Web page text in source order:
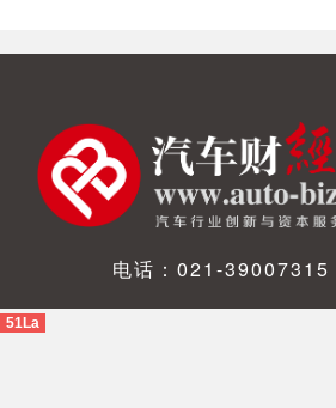
电话：021-39007315
51La